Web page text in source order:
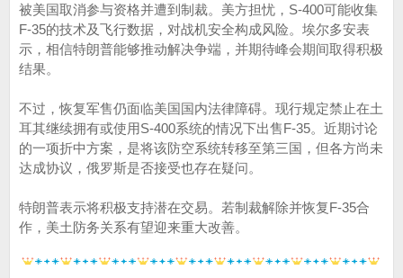
被美国取消参与资格并遭到制裁。美方担忧，S-400可能收集
F-35的技术及飞行数据，对战机安全构成风险。埃尔多安表
示，相信特朗普能够推动解决争端，并期待峰会期间取得积极
结果。
不过，恢复军售仍面临美国国内法律障碍。现行规定禁止在土
耳其继续拥有或使用S-400系统的情况下出售F-35。近期讨论
的一项折中方案，是将该防空系统转移至第三国，但各方尚未
达成协议，俄罗斯是否接受也存在疑问。
特朗普表示将积极支持潜在交易。若制裁解除并恢复F-35合
作，美土防务关系有望迎来重大改善。